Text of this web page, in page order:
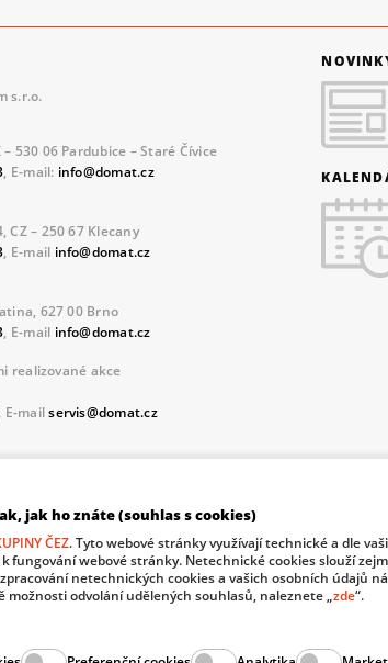
s.r.o.
530 06 Pardubice – Staré Čívice
, E-mail: info@domat.cz
CZ – 250 67 Klecany
, E-mail info@domat.cz
627 00 Brno
, E-mail info@domat.cz
realizované akce
, E-mailservis@domat.cz
osobních údajích.
Regional Development Fund and The Ministry of Industry
jak ho znáte (souhlas s cookies)
ČEZ. Tyto webové stránky využívají technické a dle
fungování webové stránky. Netechnické cookies slouží
netechnických cookies a vašich osobních údajů
možnosti odvolání udělených souhlasů, naleznete „zde“.